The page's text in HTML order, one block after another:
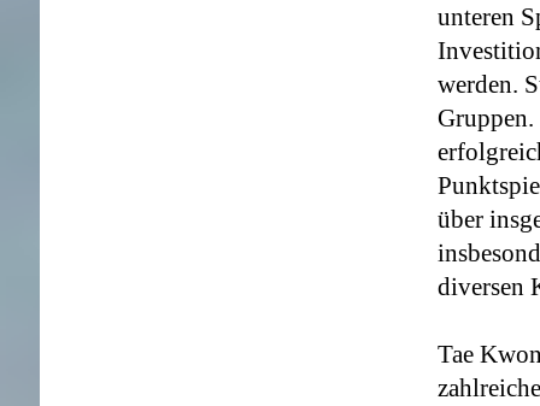
unteren
werden.
über
diversen
Tae